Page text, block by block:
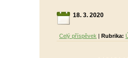
18. 3. 2020
Celý příspěvek | Rubrika: